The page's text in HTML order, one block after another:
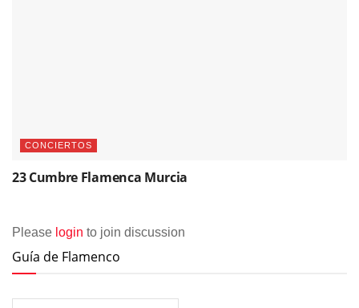
CONCIERTOS
23 Cumbre Flamenca Murcia
Please login to join discussion
Guía de Flamenco